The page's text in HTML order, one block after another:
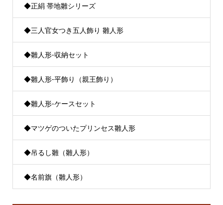
◆正絹 帯地雛シリーズ
◆三人官女つき五人飾り 雛人形
◆雛人形-収納セット
◆雛人形-平飾り（親王飾り）
◆雛人形-ケースセット
◆マツゲのついたプリンセス雛人形
◆吊るし雛（雛人形）
◆名前旗（雛人形）